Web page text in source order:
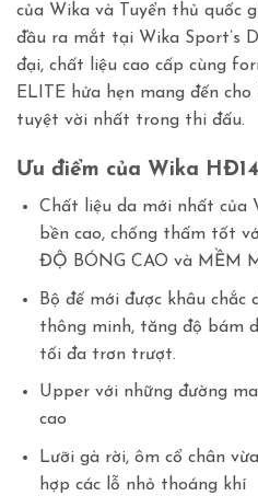
của Wika và Tuyển thủ quốc
đầu ra mắt tại Wika Sport’s
đại, chất liệu cao cấp cùng
ELITE hứa hẹn mang đến
tuyệt vời nhất trong thi đấu.
Ưu điểm của Wika
Chất liệu da mới nhất của
bền cao, chống thấm tốt
ĐỘ BÓNG CAO và MỀM
Bộ đế mới được khâu
thông minh, tăng độ bám
tối đa trơn trượt.
Upper với những đường
cao
Lưỡi gà rời, ôm cổ chân
hợp các lỗ nhỏ thoáng khí